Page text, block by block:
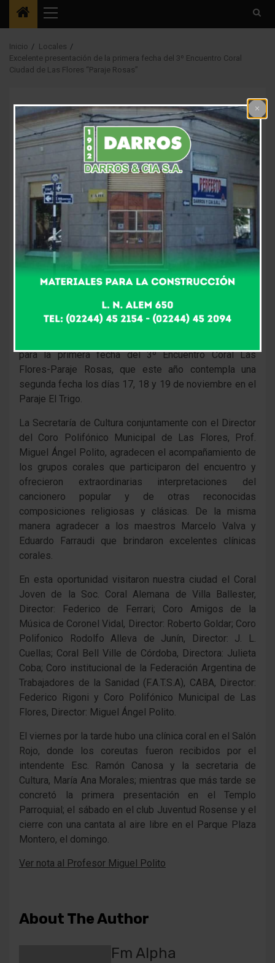
Menú
principal
Inicio
Locales
Excelente presentación de la primera fecha del 3º Encuentro Coral
Ciudad de Las Flores “Paraje Rosas”
Espectaculos Locales
Excelente
presentación de la
primera fecha del 3º
Encuentro Coral
Ciudad de Las Flores
“Paraje Rosas”
para la primera fecha del 3º Encuentro Coral Las
Flores-Paraje Rosas, que este año contempla una
segunda fecha los días 17, 18 y 19 de noviembre en el
Paraje El Trigo.
La Secretaría de Cultura conjuntamente con el Director
del Coro Polifónico Municipal de Las Flores, Prof.
Miguel Ángel Polito, agradecen el acompañamiento de
los grupos corales que participaron del encuentro y
ofrecieron extraordinarias interpretaciones del
cancionero popular y de otras reconocidas
composiciones religiosas y clásicas. De la misma
manera agradecer a los maestros Marcelo Valva y
Eduardo Farraudi que brindaron excelentes clínicas
corales.
En esta oportunidad visitaron nuestra ciudad el Coral
Joven de la Soc. Coral Alemana de Villa Ballester,
Director: Federico de Ferrari; Coro Amigos de la
Música de Coronel Vidal, Director: Roberto Goldar; Coro
Polifonico Rodolfo Alleva de Junín, Director: J. L.
Cuellas; Coral Bell Ville de Córdoba, Directora: Julieta
Coba; Coro institucional de la Federación Argentina de
Trabajadores de la Sanidad (F.A.T.S.A), CABA, Director:
Federico Rigoni y Coro Polifónico Municipal de Las
Flores, Director: Miguel Ángel Polito.
El viernes por la tarde hubo una clínica coral en el Salón
Rojo, donde los coreutas fueron recibidos por el
intendente Esc. Ramón Canosa y la secretaria de
Cultura, María Ana Morales; mientras que más tarde se
concretó la primera presentación en el Templo
Parroquial; el sábado en el club Juventud Rosense y el
cierre con una cantata al aire libre en el Parque Plaza
Montero, el domingo.
Ver nota al Profesor Miguel Polito
About The Author
Fm Alpha